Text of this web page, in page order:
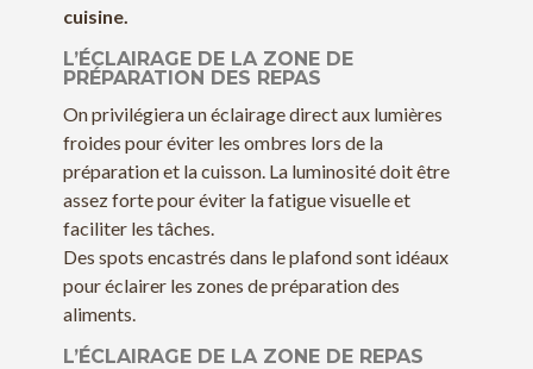
cuisine.
L’ÉCLAIRAGE DE LA ZONE DE
PRÉPARATION DES REPAS
On privilégiera un éclairage direct aux lumières
froides pour éviter les ombres lors de la
préparation et la cuisson. La luminosité doit être
assez forte pour éviter la fatigue visuelle et
faciliter les tâches.
Des spots encastrés dans le plafond sont idéaux
pour éclairer les zones de préparation des
aliments.
L’ÉCLAIRAGE DE LA ZONE DE REPAS